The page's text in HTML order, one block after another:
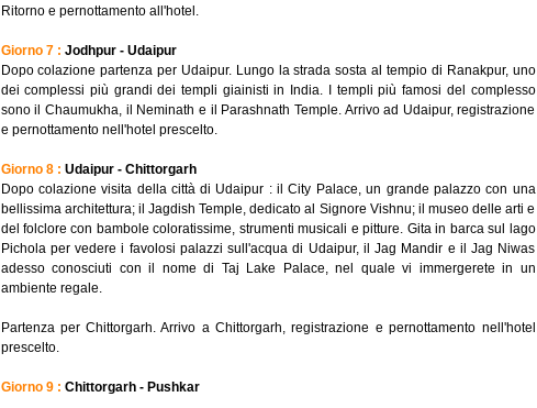
Ritorno e pernottamento all'hotel.
Giorno 7 : Jodhpur - Udaipur
Dopo colazione partenza per Udaipur. Lungo la strada sosta al tempio di Ranakpur, uno
dei complessi più grandi dei templi giainisti in India. I templi più famosi del complesso
sono il Chaumukha, il Neminath e il Parashnath Temple. Arrivo ad Udaipur, registrazione
e pernottamento nell'hotel prescelto.
Giorno 8 : Udaipur - Chittorgarh
Dopo colazione visita della città di Udaipur : il City Palace, un grande palazzo con una
bellissima architettura; il Jagdish Temple, dedicato al Signore Vishnu; il museo delle arti e
del folclore con bambole coloratissime, strumenti musicali e pitture. Gita in barca sul lago
Pichola per vedere i favolosi palazzi sull'acqua di Udaipur, il Jag Mandir e il Jag Niwas
adesso conosciuti con il nome di Taj Lake Palace, nel quale vi immergerete in un
ambiente regale.
Partenza per Chittorgarh. Arrivo a Chittorgarh, registrazione e pernottamento nell'hotel
prescelto.
Giorno 9 : Chittorgarh - Pushkar